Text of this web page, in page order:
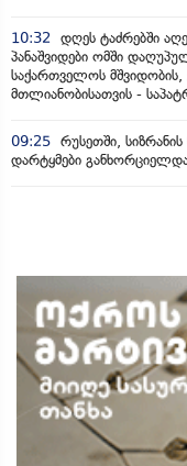
10:32
დღეს ტაძრებში
პანაშვიდები ომში
საქართველოს
მთლიანობისათვის -
09:25 რუსეთში,
დარტყმები